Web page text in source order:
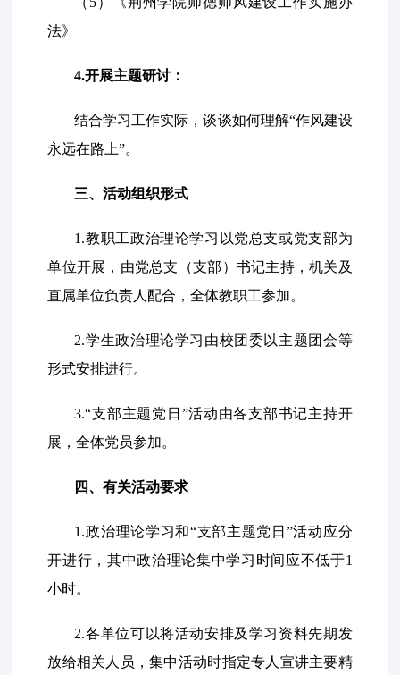
法》
4.开展主题研讨：
结合学习工作实际，谈谈如何理解“作风建设
永远在路上”。
三、活动组织形式
1.教职工政治理论学习以党总支或党支部为
单位开展，由党总支（支部）书记主持，机关及
直属单位负责人配合，全体教职工参加。
2.学生政治理论学习由校团委以主题团会等
形式安排进行。
3.“支部主题党日”活动由各支部书记主持开
展，全体党员参加。
四、有关活动要求
1.政治理论学习和“支部主题党日”活动应分
开进行，其中政治理论集中学习时间应不低于1
小时。
2.各单位可以将活动安排及学习资料先期发
放给相关人员，集中活动时指定专人宣讲主要精